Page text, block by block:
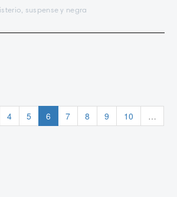
suspense y negra
4 5 6 7 8 9 10
…